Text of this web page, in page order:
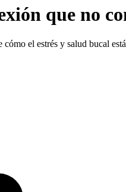
que no
el estrés y salud bucal